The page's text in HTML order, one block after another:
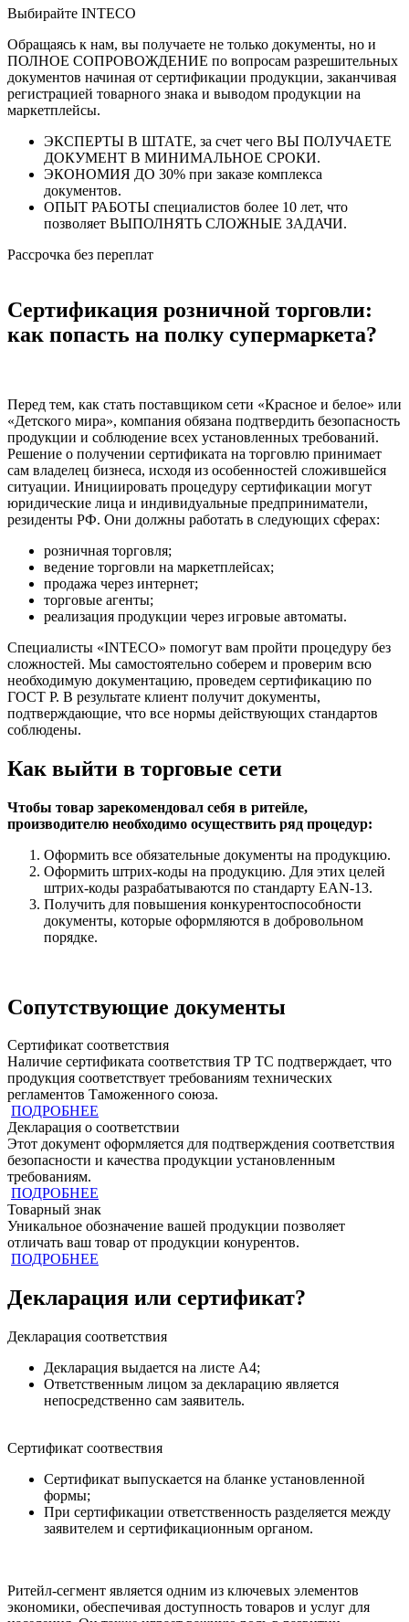
Выбирайте INTECO
Обращаясь к нам, вы получаете не только документы, но и
ПОЛНОЕ СОПРОВОЖДЕНИЕ по вопросам разрешительных
документов начиная от сертификации продукции, заканчивая
регистрацией товарного знака и выводом продукции на
маркетплейсы.
ЭКСПЕРТЫ В ШТАТЕ, за счет чего ВЫ ПОЛУЧАЕТЕ
ДОКУМЕНТ В МИНИМАЛЬНОЕ СРОКИ.
ЭКОНОМИЯ ДО 30% при заказе комплекса
документов.
ОПЫТ РАБОТЫ специалистов более 10 лет, что
позволяет ВЫПОЛНЯТЬ СЛОЖНЫЕ ЗАДАЧИ.
Рассрочка без переплат
Сертификация розничной торговли:
как попасть на полку супермаркета?
Перед тем, как стать поставщиком сети «Красное и белое» или
«Детского мира», компания обязана подтвердить безопасность
продукции и соблюдение всех установленных требований.
Решение о получении сертификата на торговлю принимает
сам владелец бизнеса, исходя из особенностей сложившейся
ситуации. Инициировать процедуру сертификации могут
юридические лица и индивидуальные предприниматели,
резиденты РФ. Они должны работать в следующих сферах:
розничная торговля;
ведение торговли на маркетплейсах;
продажа через интернет;
торговые агенты;
реализация продукции через игровые автоматы.
Специалисты «INTECO» помогут вам пройти процедуру без
сложностей. Мы самостоятельно соберем и проверим всю
необходимую документацию, проведем сертификацию по
ГОСТ Р. В результате клиент получит документы,
подтверждающие, что все нормы действующих стандартов
соблюдены.
Как выйти в торговые сети
Чтобы товар зарекомендовал себя в ритейле,
производителю необходимо осуществить ряд процедур:
Оформить все обязательные документы на продукцию.
Оформить штрих-коды на продукцию. Для этих целей
штрих-коды разрабатываются по стандарту EAN-13.
Получить для повышения конкурентоспособности
документы, которые оформляются в добровольном
порядке.
Сопутствующие документы
Сертификат соответствия
Наличие сертификата соответствия ТР ТС подтверждает, что
продукция cоответствует требованиям технических
регламентов Таможенного союза.
ПОДРОБНЕЕ
Декларация о соответствии
Этот документ оформляется для подтверждения соответствия
безопасности и качества продукции установленным
требованиям.
ПОДРОБНЕЕ
Товарный знак
Уникальное обозначение вашей продукции позволяет
отличать ваш товар от продукции конурентов.
ПОДРОБНЕЕ
Декларация или сертификат?
Декларация соответствия
Декларация выдается на листе А4;
Ответственным лицом за декларацию является
непосредственно сам заявитель.
Сертификат соотвествия
Сертификат выпускается на бланке установленной
формы;
При сертификации ответственность разделяется между
заявителем и сертификационным органом.
Ритейл-сегмент является одним из ключевых элементов
экономики, обеспечивая доступность товаров и услуг для